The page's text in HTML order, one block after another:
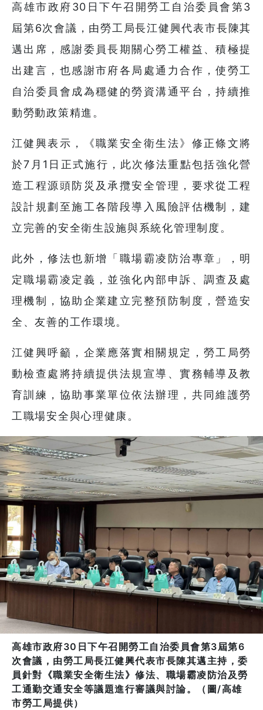
高雄市政府30日下午召開勞工自治委員會第3
屆第6次會議，由勞工局長江健興代表市長陳其
邁出席，感謝委員長期關心勞工權益、積極提
出建言，也感謝市府各局處通力合作，使勞工
自治委員會成為穩健的勞資溝通平台，持續推
動勞動政策精進。
江健興表示，《職業安全衛生法》修正條文將
於7月1日正式施行，此次修法重點包括強化營
造工程源頭防災及承攬安全管理，要求從工程
設計規劃至施工各階段導入風險評估機制，建
立完善的安全衛生設施與系統化管理制度。
此外，修法也新增「職場霸凌防治專章」，明
定職場霸凌定義，並強化內部申訴、調查及處
理機制，協助企業建立完整預防制度，營造安
全、友善的工作環境。
江健興呼籲，企業應落實相關規定，勞工局勞
動檢查處將持續提供法規宣導、實務輔導及教
育訓練，協助事業單位依法辦理，共同維護勞
工職場安全與心理健康。
高雄市政府30日下午召開勞工自治委員會第3屆第6
次會議，由勞工局長江健興代表市長陳其邁主持，委
員針對《職業安全衛生法》修法、職場霸凌防治及勞
工通勤交通安全等議題進行審議與討論。（圖/高雄
市勞工局提供）